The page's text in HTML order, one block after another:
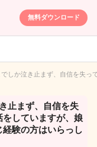
無料ダウンロード
しか泣き止まず、自信を失
止まず、自信を失
していますが、娘
験の方はいらっし